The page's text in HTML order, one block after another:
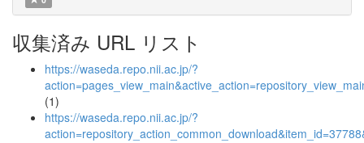
収集済み URL リスト
https://waseda.repo.nii.ac.jp/?
(1)
https://waseda.repo.nii.ac.jp/?